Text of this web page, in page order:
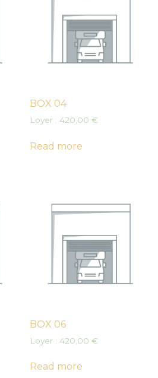
BOX 04
Loyer :420,00€
Read more
BOX 06
Loyer :420,00€
Read more